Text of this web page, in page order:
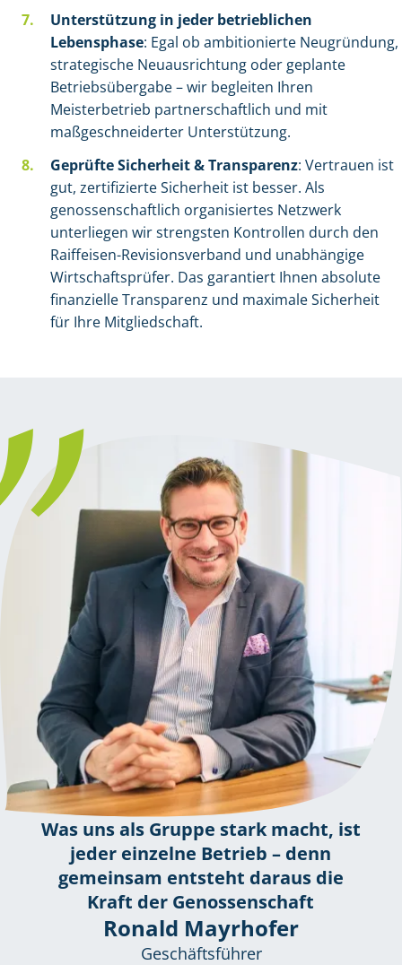
Unterstützung in jeder betrieblichen
Lebensphase: Egal ob ambitionierte Neugründung,
strategische Neuausrichtung oder geplante
Betriebsübergabe – wir begleiten Ihren
Meisterbetrieb partnerschaftlich und mit
maßgeschneiderter Unterstützung.
Geprüfte Sicherheit & Transparenz: Vertrauen ist
gut, zertifizierte Sicherheit ist besser. Als
genossenschaftlich organisiertes Netzwerk
unterliegen wir strengsten Kontrollen durch den
Raiffeisen-Revisionsverband und unabhängige
Wirtschaftsprüfer. Das garantiert Ihnen absolute
finanzielle Transparenz und maximale Sicherheit
für Ihre Mitgliedschaft.
Was uns als Gruppe stark macht, ist
jeder einzelne Betrieb – denn
gemeinsam entsteht daraus die
Kraft der Genossenschaft
Ronald Mayrhofer
Geschäftsführer